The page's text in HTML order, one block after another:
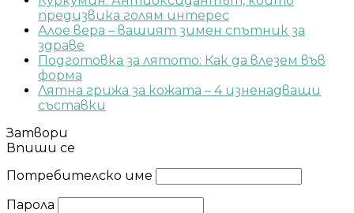
предизвика голям интерес
Алое вера – вашият зимен спътник за
здраве
Подготовка за лятото: Как да влезем във
форма
Лятна грижа за кожата – 4 изненадващи
съставки
Затвори
Впиши се
Потребителско име
Парола